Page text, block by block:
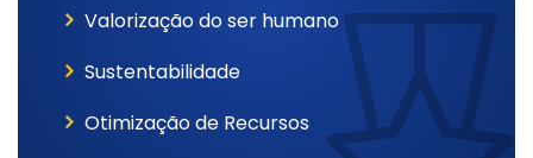
Valorização do ser humano
Sustentabilidade
Otimização de Recursos